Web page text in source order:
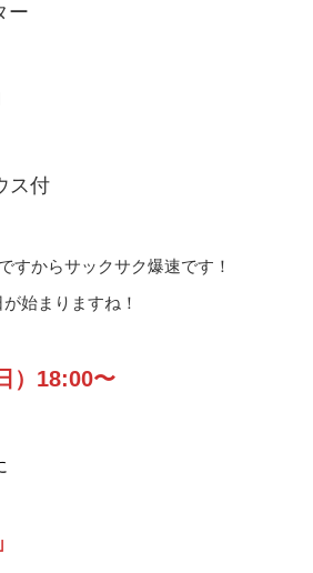
ー
ス付
すからサックサク爆速です！
始まりますね！
）18:00〜